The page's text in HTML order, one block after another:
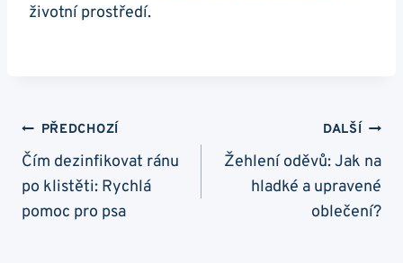
životní prostředí.
Navigace
Pro
Příspěvek
PŘEDCHOZÍ
Čím dezinfikovat ránu
po klistěti: Rychlá
pomoc pro psa
DALŠÍ
Žehlení oděvů: Jak na
hladké a upravené
oblečení?